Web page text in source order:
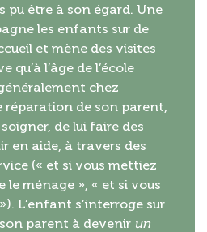
être à son égard. Une
les enfants sur de
et mène des visites
qu’à l’âge de l’école
chez
réparation de son parent,
de lui faire des
en aide, à travers des
(« et si vous mettiez
le ménage », « et si vous
L’enfant s’interroge sur
parent à devenir un